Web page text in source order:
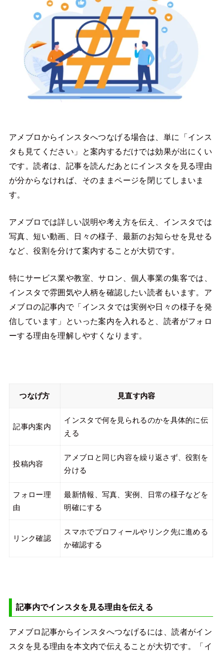
アメブロからインスタへつなげる場合は、単に「インス
タも見てください」と案内するだけでは効果が出にくい
です。読者は、記事を読んだあとにインスタを見る理由
が分からなければ、そのままページを閉じてしまいま
す。
アメブロでは詳しい説明や考え方を伝え、インスタでは
写真、短い動画、日々の様子、最新のお知らせを見せる
など、役割を分けて案内することが大切です。
特にサービス業や教室、サロン、個人事業の集客では、
インスタで雰囲気や人柄を確認したい読者もいます。ア
メブロの記事内で「インスタでは実例や日々の様子を発
信しています」といった案内を入れると、読者がフォロ
ーする理由を理解しやすくなります。
つなげ方 見直す内容
記事内案内
インスタで何を見られるのかを具体的に伝
える
投稿内容
アメブロと同じ内容を繰り返さず、役割を
分ける
フォロー理
由
最新情報、写真、実例、日常の様子などを
明確にする
リンク確認
スマホでプロフィールやリンク先に進める
か確認する
記事内でインスタを見る理由を伝える
アメブロ記事からインスタへつなげるには、読者がイン
スタを見る理由を本文内で伝えることが大切です。「イ